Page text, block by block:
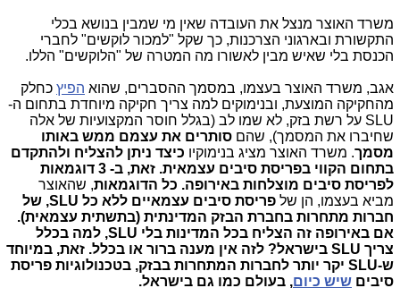
משרד האוצר מנצל את העובדה שאין מי שמבין בנושא בכלי
התקשורת ובארגוני הצרכנות, כך שקל "למכור לוקשים" לחברי
הכנסת בלי שאיש מבין לאשורו מה המטרה של "הלוקשים" הללו.
אגב, משרד האוצר בעצמו, במסמך ההסברים, שהוא הפיץ כחלק
מהחקיקה המוצעת, ובנימוקים למה צריך חקיקה מיוחדת בתחום ה-
SLU על רשת בזק, לא שמו לב (בגלל חוסר המקצועיות של אלה
שחיברו את המסמך), שהם סותרים את עצמם ממש באותו
מסמך. משרד האוצר מציג בנימוקיו כיצד ניתן להצליח ולהתקדם
בתחום הקווי
בפריסת סיבים עצמאית. זאת, ב- 3 דוגמאות
לפריסת סיבים מוצלחות באירופה. כל הדוגמאות, שהאוצר
מביא בעצמו, הן של
פריסת סיבים עצמאיים ללא כל SLU, של
חברות מתחרות בחברת הבזק המדינתית (בתשתית עצמאית).
אם באירופה זה הצליח בכל המדינות בלי SLU, למה בכלל
צריך SLU בישראל?
לזה אין מענה ברור או בכלל. זאת, במיוחד
ש-SLU יקר יותר לחברות המתחרות בבזק, בטכנולוגיות פריסת
סיבים שיש כיום, בעולם כמו גם בישראל.